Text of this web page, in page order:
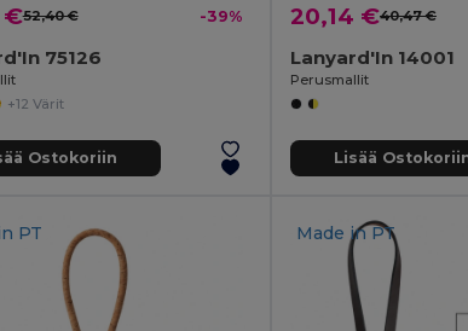
€52,40 € -39%
75126
+12 Värit
Ostokoriin
20,14 €40,47 €
Lanyard'In 14001
Perusmallit
Lisää
PT Made in PT